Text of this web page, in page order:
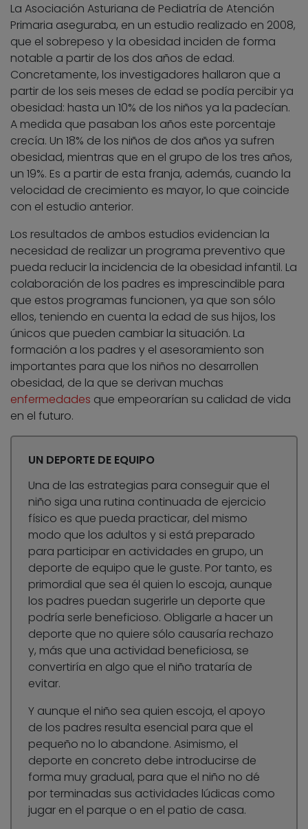
La Asociación Asturiana de Pediatría de Atención
Primaria aseguraba, en un estudio realizado en 2008,
que el sobrepeso y la obesidad inciden de forma
notable a partir de los dos años de edad.
Concretamente, los investigadores hallaron que a
partir de los seis meses de edad se podía percibir ya
obesidad: hasta un 10% de los niños ya la padecían.
A medida que pasaban los años este porcentaje
crecía. Un 18% de los niños de dos años ya sufren
obesidad, mientras que en el grupo de los tres años,
un 19%. Es a partir de esta franja, además, cuando la
velocidad de crecimiento es mayor, lo que coincide
con el estudio anterior.
Los resultados de ambos estudios evidencian la
necesidad de realizar un programa preventivo que
pueda reducir la incidencia de la obesidad infantil. La
colaboración de los padres es imprescindible para
que estos programas funcionen, ya que son sólo
ellos, teniendo en cuenta la edad de sus hijos, los
únicos que pueden cambiar la situación. La
formación a los padres y el asesoramiento son
importantes para que los niños no desarrollen
obesidad, de la que se derivan muchas
enfermedades que empeorarían su calidad de vida
en el futuro.
UN DEPORTE DE EQUIPO
Una de las estrategias para conseguir que el
niño siga una rutina continuada de ejercicio
físico es que pueda practicar, del mismo
modo que los adultos y si está preparado
para participar en actividades en grupo, un
deporte de equipo que le guste. Por tanto, es
primordial que sea él quien lo escoja, aunque
los padres puedan sugerirle un deporte que
podría serle beneficioso. Obligarle a hacer un
deporte que no quiere sólo causaría rechazo
y, más que una actividad beneficiosa, se
convertiría en algo que el niño trataría de
evitar.
Y aunque el niño sea quien escoja, el apoyo
de los padres resulta esencial para que el
pequeño no lo abandone. Asimismo, el
deporte en concreto debe introducirse de
forma muy gradual, para que el niño no dé
por terminadas sus actividades lúdicas como
jugar en el parque o en el patio de casa.